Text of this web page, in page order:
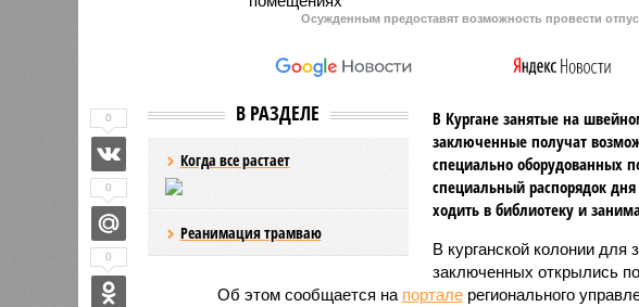
Осужденным предоставят возможность провести
В РАЗДЕЛЕ
Когда все растает
Реанимация трамваю
В Кургане занятые на
заключенные получат
специально оборудованных
специальный распорядок
ходить в библиотеку и
В курганской колонии для
заключенных открылись
Об этом сообщается на порталерегионального
0
0
0